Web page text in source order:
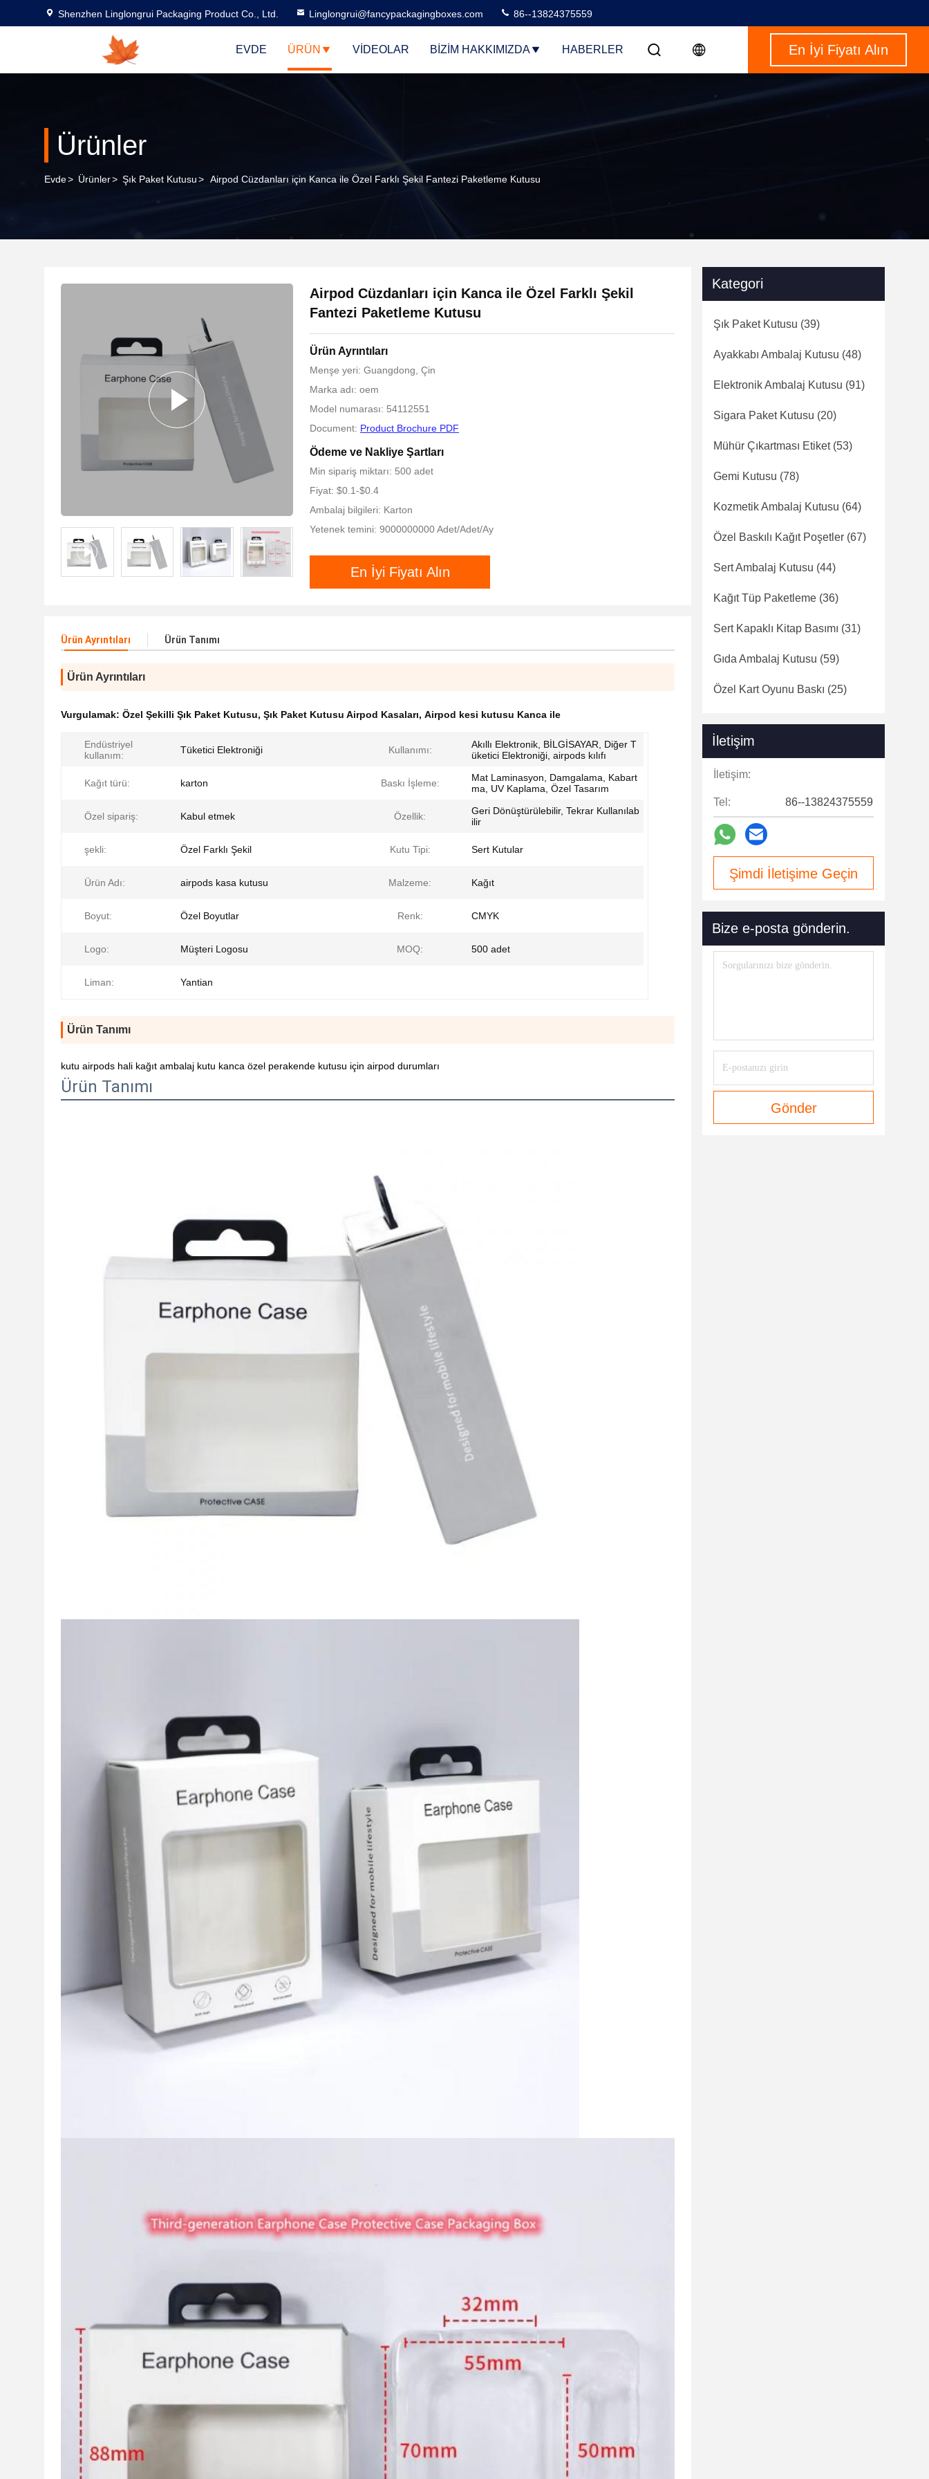
Shenzhen Linglongrui Packaging Product Co., Ltd. Linglongrui@fancypackagingboxes.com 86--13824375559
EVDE ÜRÜN VIDEOLAR BIZIM HAKKIMIZDA HABERLER En İyi Fiyatı Alın
Ürünler
Evde> Ürünler> Şık Paket Kutusu> Airpod Cüzdanları için Kanca ile Özel Farklı Şekil Fantezi Paketleme Kutusu
Airpod Cüzdanları için Kanca ile Özel Farklı Şekil
Fantezi Paketleme Kutusu
Ürün Ayrıntıları
Menşe yeri: Guangdong, Çin
Marka adı: oem
Model numarası: 54112551
Document: Product Brochure PDF
Ödeme ve Nakliye Şartları
Min sipariş miktarı: 500 adet
Fiyat: $0.1-$0.4
Ambalaj bilgileri: Karton
Yetenek temini: 9000000000 Adet/Adet/Ay
En İyi Fiyatı Alın
Ürün Ayrıntıları Ürün Tanımı
Ürün Ayrıntıları
Vurgulamak: Özel Şekilli Şık Paket Kutusu, Şık Paket Kutusu Airpod Kasaları, Airpod kesi kutusu Kanca ile
Endüstriyel
kullanım:
Tüketici Elektroniği Kullanımı:
Akıllı Elektronik, BİLGİSAYAR, Diğer T
üketici Elektroniği, airpods kılıfı
Kağıt türü: karton Baskı İşleme:
Mat Laminasyon, Damgalama, Kabart
ma, UV Kaplama, Özel Tasarım
Özel sipariş: Kabul etmek Özellik:
Geri Dönüştürülebilir, Tekrar Kullanılab
ilir
şekli: Özel Farklı Şekil Kutu Tipi: Sert Kutular
Ürün Adı: airpods kasa kutusu Malzeme: Kağıt
Boyut: Özel Boyutlar Renk: CMYK
Logo: Müşteri Logosu MOQ: 500 adet
Liman: Yantian
Ürün Tanımı
kutu airpods hali kağıt ambalaj kutu kanca özel perakende kutusu için airpod durumları
Ürün Tanımı
Kategori
Şık Paket Kutusu (39)
Ayakkabı Ambalaj Kutusu (48)
Elektronik Ambalaj Kutusu (91)
Sigara Paket Kutusu (20)
Mühür Çıkartması Etiket(53)
Gemi Kutusu (78)
Kozmetik Ambalaj Kutusu (64)
Özel Baskılı Kağıt Poşetler (67)
Sert Ambalaj Kutusu (44)
Kağıt Tüp Paketleme (36)
Sert Kapaklı Kitap Basımı (31)
Gıda Ambalaj Kutusu (59)
Özel Kart Oyunu Baskı (25)
İletişim
İletişim:
Tel: 86--13824375559
Şimdi İletişime Geçin
Bize e-posta gönderin.
Gönder